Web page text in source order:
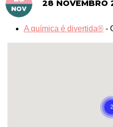
28 NOVEMBRO
A química é divertida®-